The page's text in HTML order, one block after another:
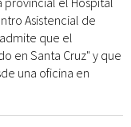
Asistencial de
que el
en Santa Cruz" y que
una oficina en